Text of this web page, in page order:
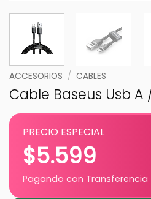
ACCESORIOS / CABLES
Cable Baseus Usb A
PRECIO ESPECIAL
$5.599
Pagando con Transferencia